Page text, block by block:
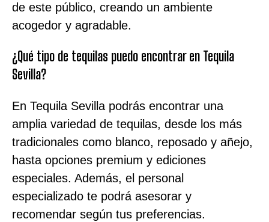
de este público, creando un ambiente
acogedor y agradable.
¿Qué tipo de tequilas puedo encontrar en Tequila
Sevilla?
En Tequila Sevilla podrás encontrar una
amplia variedad de tequilas, desde los más
tradicionales como blanco, reposado y añejo,
hasta opciones premium y ediciones
especiales. Además, el personal
especializado te podrá asesorar y
recomendar según tus preferencias.